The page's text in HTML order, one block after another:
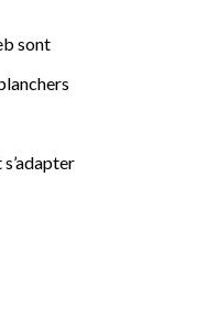
sont